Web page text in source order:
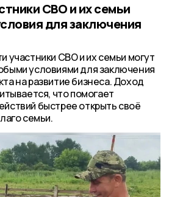
СВО и их семьи
для заключения
участники СВО и их семьи могут
условиями для заключения
на развитие бизнеса. Доход
что помогает
быстрее открыть своё
семьи.